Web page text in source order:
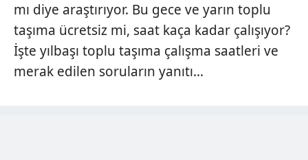
mı diye araştırıyor. Bu gece ve yarın toplu
taşıma ücretsiz mi, saat kaça kadar çalışıyor?
İşte yılbaşı toplu taşıma çalışma saatleri ve
merak edilen soruların yanıtı…